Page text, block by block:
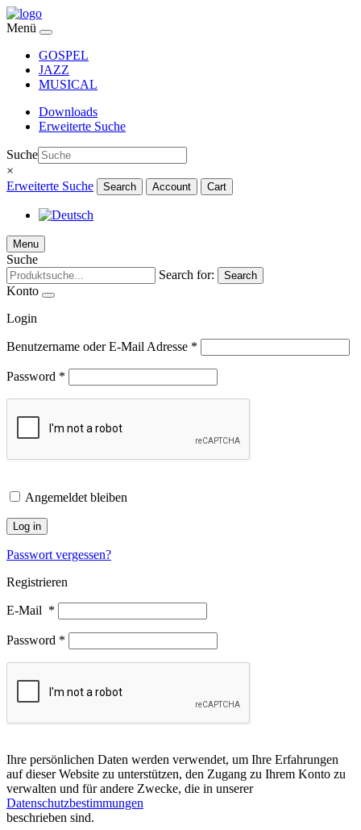
Menü
GOSPEL
JAZZ
MUSICAL
Downloads
Erweiterte Suche
Suche
×
Erweiterte Suche
Search Account Cart
Menu
Suche
Search for:
Search
Konto
Login
Benutzername oder E-Mail Adresse *
Password *
Angemeldet bleiben
Log in
Passwort vergessen?
Registrieren
E-Mail *
Password *
Ihre persönlichen Daten werden verwendet, um Ihre Erfahrungen
auf dieser Website zu unterstützen, den Zugang zu Ihrem Konto zu
verwalten und für andere Zwecke, die in unserer
Datenschutzbestimmungen
beschrieben sind.